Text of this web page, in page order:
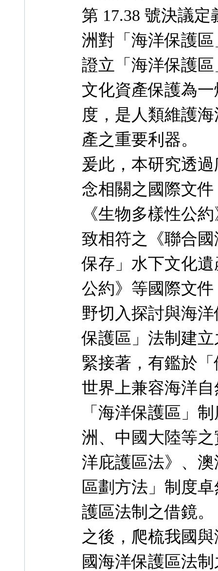
第 17.38 號決議
洲對「海洋保護
證立「海洋保護
文化資產保護為
度，是人類維護
產之重要利器。
爰此，本研究透
念相關之國際文
《生物多樣性公
致相符之《聯合
保存」水下文化
公約》等國際文
野切入探討與海
保護區」法制建
緊接著，有鑑於
世界上兼容海洋
「海洋保護區」
洲、中國大陸等
洋庇護區法》、
區劃方法」制度
護區法制之借鏡。
之後，爬梳我國
國海洋保護區法